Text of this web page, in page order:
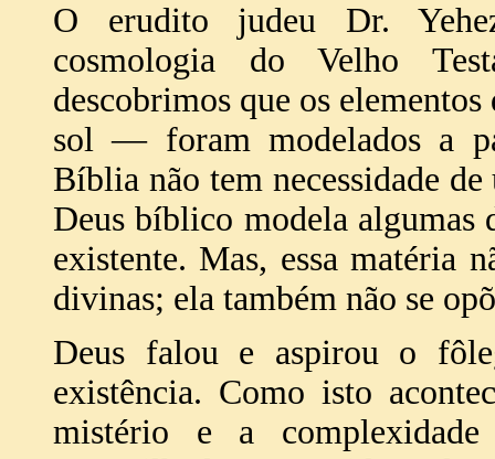
O erudito judeu Dr.
cosmologia do Velho
descobrimos que os
sol — foram modelados a
Bíblia não tem necessidade
Deus bíblico modela algumas
existente. Mas, essa matéria
divinas; ela também não se
Deus falou e aspirou o
existência. Como isto
mistério e a